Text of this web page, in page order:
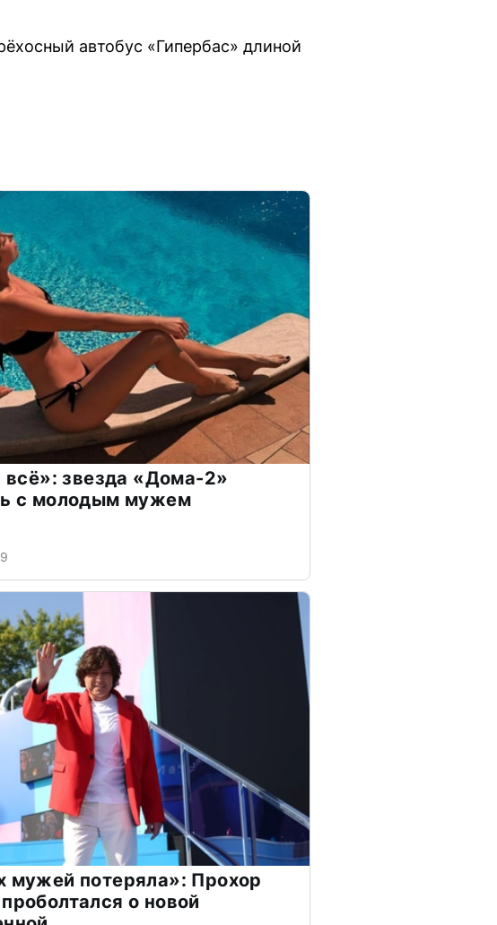
автобус «Гипербас» длиной
всё»: звезда «Дома-2»
с молодым мужем
мужей потеряла»: Прохор
о новой